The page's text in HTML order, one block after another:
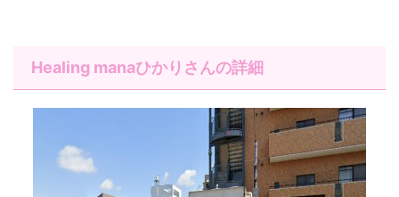
Healing manaひかりさんの詳細